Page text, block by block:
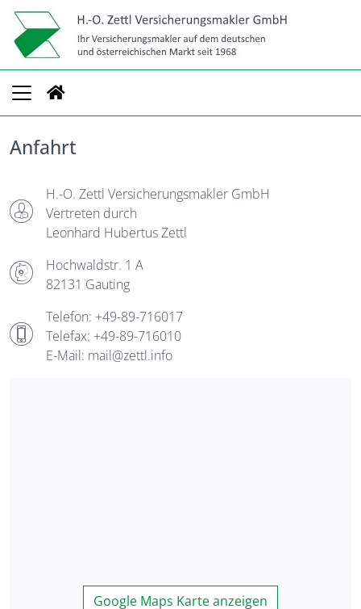
Anfahrt
H.-O. Zettl Versicherungsmakler GmbH
Vertreten durch
Leonhard Hubertus Zettl
Hochwaldstr. 1 A
82131 Gauting
Telefon: +49-89-716017
Telefax: +49-89-716010
E-Mail: mail@zettl.info